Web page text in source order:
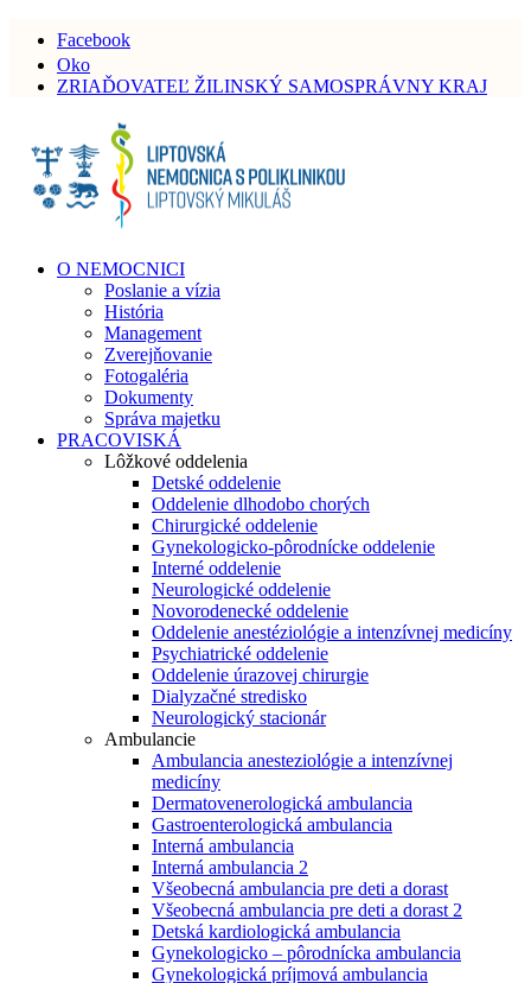
Facebook
Oko
ZRIAĎOVATEĽ ŽILINSKÝ SAMOSPRÁVNY KRAJ
O NEMOCNICI
Poslanie a vízia
História
Management
Zverejňovanie
Fotogaléria
Dokumenty
Správa majetku
PRACOVISKÁ
Lôžkové oddelenia
Detské oddelenie
Oddelenie dlhodobo chorých
Chirurgické oddelenie
Gynekologicko-pôrodnícke oddelenie
Interné oddelenie
Neurologické oddelenie
Novorodenecké oddelenie
Oddelenie anestéziológie a intenzívnej medicíny
Psychiatrické oddelenie
Oddelenie úrazovej chirurgie
Dialyzačné stredisko
Neurologický stacionár
Ambulancie
Ambulancia anesteziológie a intenzívnej
medicíny
Dermatovenerologická ambulancia
Gastroenterologická ambulancia
Interná ambulancia
Interná ambulancia 2
Všeobecná ambulancia pre deti a dorast
Všeobecná ambulancia pre deti a dorast 2
Detská kardiologická ambulancia
Gynekologicko – pôrodnícka ambulancia
Gynekologická príjmová ambulancia